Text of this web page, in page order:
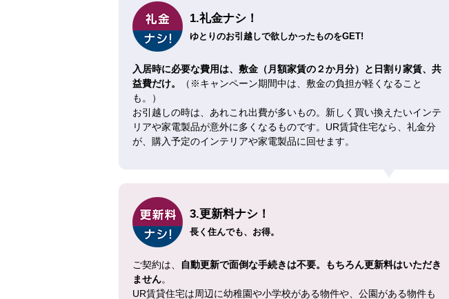
1.礼金ナシ！
ゆとりのお引越しで欲しかったものをGET!
入居時に必要な費用は、敷金（月額家賃の２か月分）と日割り家賃、共
益費だけ。
（※キャンペーン期間中は、敷金の負担が軽くなること
も。）
お引越しの時は、あれこれ出費が多いもの。新しく買い換えたいインテ
リアや家電製品が意外に多くなるものです。UR賃貸住宅なら、礼金分
が、購入予定のインテリアや家電製品に回せます。
3.更新料ナシ！
長く住んでも、お得。
ご契約は、
自動更新で面倒な手続きは不要。もちろん更新料はいただき
ません。
UR賃貸住宅は周辺に幼稚園や小学校がある物件や、公園がある物件も